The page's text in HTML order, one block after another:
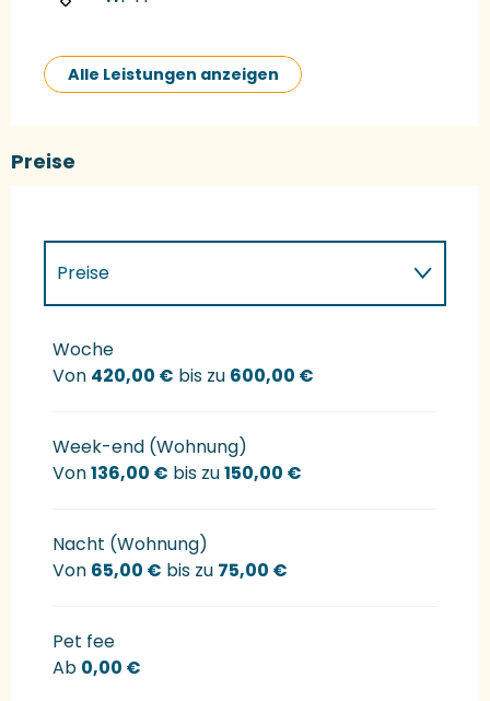
Alle Leistungen anzeigen
Preise
Preise
Preise 2027
Woche
Von 420,00 € bis zu 600,00 €
Week-end (Wohnung)
Von136,00 € bis zu150,00 €
Nacht (Wohnung)
Von 65,00 € bis zu 75,00 €
Pet fee
Ab 0,00 €